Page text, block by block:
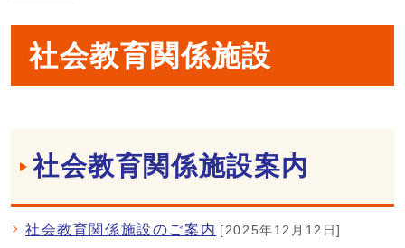
社会教育関係施設
メインメニュー
社会教育関係施設案内
社会教育関係施設のご案内 [2025年12月12日]